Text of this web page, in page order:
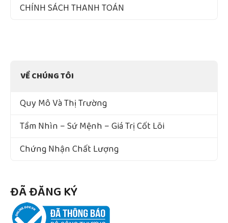
CHÍNH SÁCH THANH TOÁN
VỀ CHÚNG TÔI
Quy Mô Và Thị Trường
Tầm Nhìn – Sứ Mệnh – Giá Trị Cốt Lõi
Chứng Nhận Chất Lượng
ĐÃ ĐĂNG KÝ